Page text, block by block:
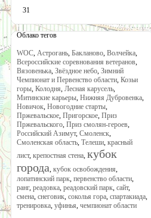
31
Облако тегов
WOC, Астрогань, Бакланово, Волчейка,
Всероссийские соревнования ветеранов,
Вязовенька, Звёздное небо, Зимний
Чемпионат и Первенство области, Козьи
горы, Колодня, Лесная карусель,
Митинские карьеры, Нижняя Дубровенка,
Новичок, Новогодние старты,
Пржевальское, Пригорское, Приз
Пржевальского, Приз смолян-героев,
Российский Азимут, Смоленск,
Смоленская область, Телеши, красный
лист, крепостная стена, кубок
города, кубок освобождения,
лопатинский парк, первенство области,
ранг, реадовка, реадовский парк, сайт,
смена, снеговик, соколья гора, спартакиада,
тренировка, уфинья, чемпионат области